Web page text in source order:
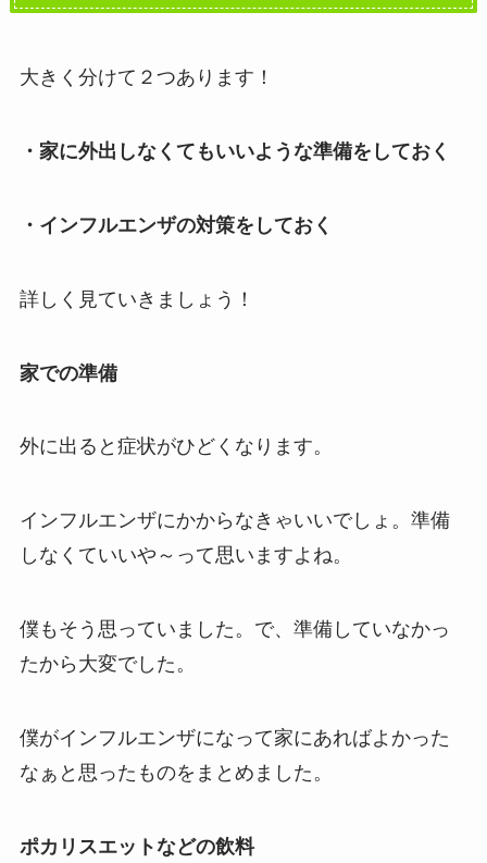
大きく分けて２つあります！
・家に外出しなくてもいいような準備をしておく
・インフルエンザの対策をしておく
詳しく見ていきましょう！
家での準備
外に出ると症状がひどくなります。
インフルエンザにかからなきゃいいでしょ。準備
しなくていいや～って思いますよね。
僕もそう思っていました。で、準備していなかっ
たから大変でした。
僕がインフルエンザになって家にあればよかった
なぁと思ったものをまとめました。
ポカリスエットなどの飲料